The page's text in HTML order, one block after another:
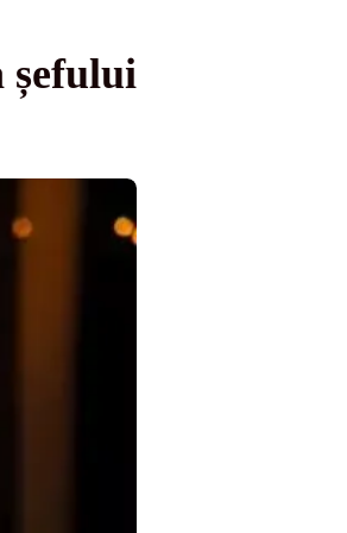
șefului